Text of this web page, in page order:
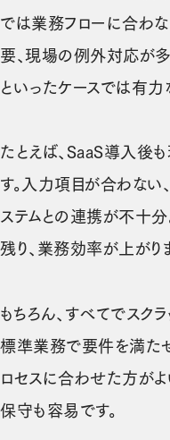
では業務フローに合わ
要、現場の例外対応が多
といったケースでは有力
たとえば、SaaS導入後
す。入力項目が合わない
ステムとの連携が不十
残り、業務効率が上がり
もちろん、すべてでスク
標準業務で要件を満た
ロセスに合わせた方がよ
保守も容易です。